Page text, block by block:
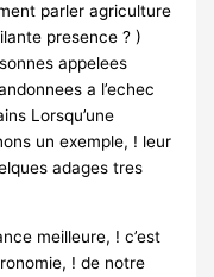
parler agriculture
presence ? )
appelees
a l’echec
Lorsqu’une
un exemple, ! leur
adages tres
meilleure, ! c’est
! de notre